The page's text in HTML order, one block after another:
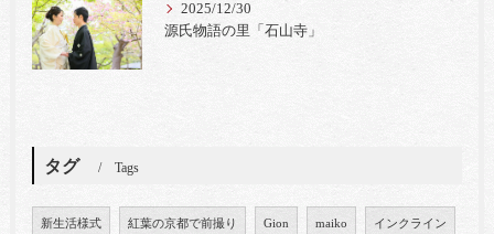
2025/12/30
源氏物語の里「石山寺」
タグ Tags
新生活様式 紅葉の京都で前撮り Gion maiko インクライン